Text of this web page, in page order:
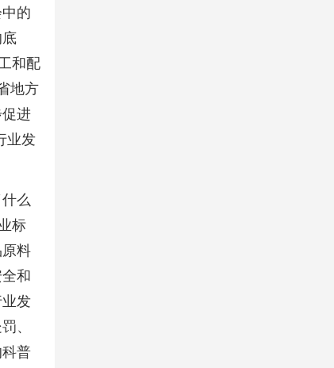
的
和配
地方
进
业发
么
标
料
和
发
、
普